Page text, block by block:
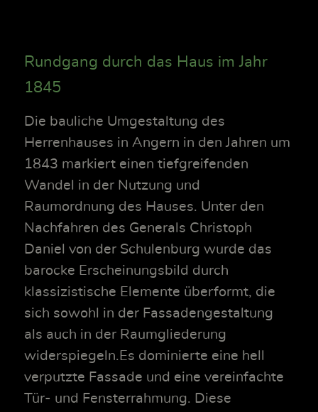
Rundgang durch das Haus im Jahr
1845
Die bauliche Umgestaltung des
Herrenhauses in Angern in den Jahren um
1843 markiert einen tiefgreifenden
Wandel in der Nutzung und
Raumordnung des Hauses. Unter den
Nachfahren des Generals Christoph
Daniel von der Schulenburg wurde das
barocke Erscheinungsbild durch
klassizistische Elemente überformt, die
sich sowohl in der Fassadengestaltung
als auch in der Raumgliederung
widerspiegeln.Es dominierte eine hell
verputzte Fassade und eine vereinfachte
Tür- und Fensterrahmung. Diese